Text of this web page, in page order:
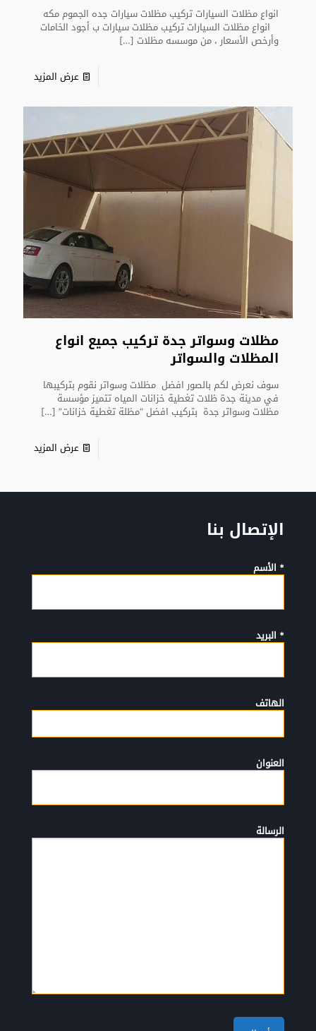
انواع مظلات السيارات تركيب مظلات سيارات جده الجموم مكه
انواع مظلات السيارات تركيب مظلات سيارات ب أجود الخامات
وأرخص الأسعار ، من موسسه مظلات […]
عرض المزيد
مظلات وسواتر جدة تركيب جميع انواع
المظلات والسواتر
سوف نعرض لكم بالصور افضل مظلات وسواتر نقوم بتركيبها
في مدينة جدة ظلات تغطية خزانات المياه تتميز مؤسسة
مظلات وسواتر جدة بتركيب افضل “مظلة تغطية خزانات” […]
عرض المزيد
الإتصال بنا
* الأسم
* البريد
الهاتف
العنوان
الرسالة